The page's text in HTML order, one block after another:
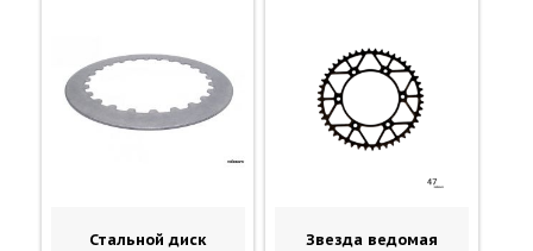
Стальной диск Звезда ведомая